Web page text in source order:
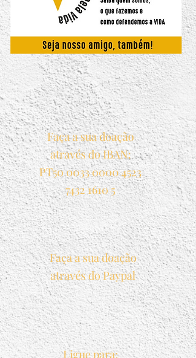
AQUI
Faça a sua doação
através do IBAN:
PT500033 0000 4523
74321610 5
Faça a sua doação
através do Paypal
Ligue para: